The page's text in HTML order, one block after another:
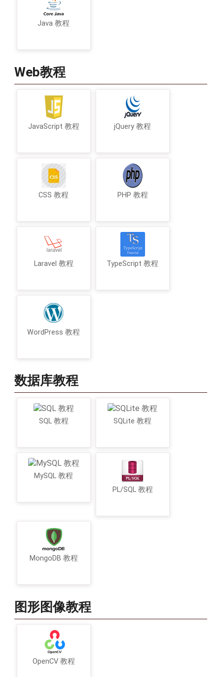
Java 教程
Web教程
JavaScript 教程 jQuery 教程
CSS 教程 PHP 教程
Laravel 教程 TypeScript 教程
WordPress 教程
数据库教程
SQL 教程 SQLite 教程
MySQL 教程
PL/SQL 教程
MongoDB 教程
图形图像教程
OpenCV 教程